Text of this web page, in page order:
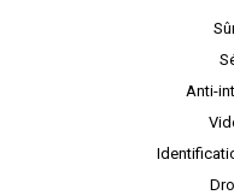
Anti-